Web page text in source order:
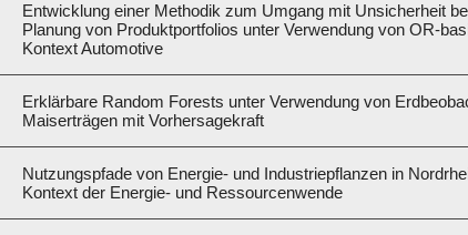
Entwicklung einer Methodik zum Umgang mit Unsicherheit
Planung von Produktportfolios unter Verwendung von OR-
Kontext Automotive
Erklärbare Random Forests unter Verwendung von
Maiserträgen mit Vorhersagekraft
Nutzungspfade von Energie- und Industriepflanzen in
Kontext der Energie- und Ressourcenwende